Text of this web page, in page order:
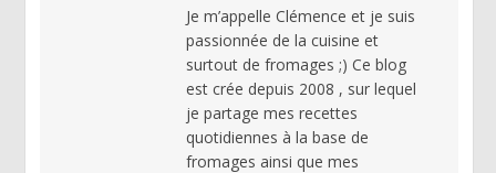
Je m’appelle Clémence et je suis
passionnée de la cuisine et
surtout de fromages ;) Ce blog
est crée depuis 2008 , sur lequel
je partage mes recettes
quotidiennes à la base de
fromages ainsi que mes